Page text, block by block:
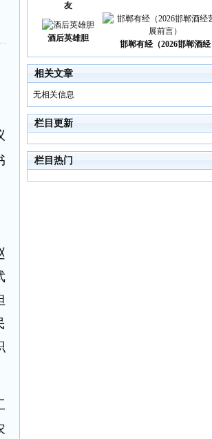
友
酒后英雄胆
邯郸有经（2026邯郸酒经
相关文章
无相关信息
栏目更新
栏目热门